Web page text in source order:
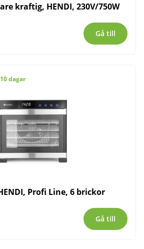
kraftig, HENDI, 230V/750W
Gå till
dagar
Profi Line, 6 brickor
Gå till